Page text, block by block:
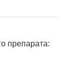
препарата: